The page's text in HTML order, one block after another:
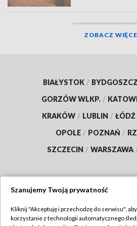
ZOBACZ
BIAŁYSTOK / BYDGOSZCZ
GORZÓW WLKP. /
KRAKÓW / LUBLIN / ŁÓDŹ
OPOLE / POZNAŃ /
SZCZECIN / WARSZAWA
TVP
Szanujemy Twoją prywatność
Kliknij "Akceptuję i przechodzę do serwisu",
korzystanie z technologii automatycznego